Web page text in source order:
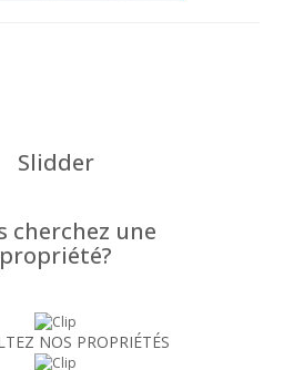
Slidder
cherchez une
propriété?
NOS PROPRIÉTÉS